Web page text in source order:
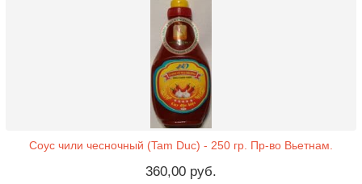
Соус чили чесночный (Tam Duc) - 250 гр. Пр-во Вьетнам.
360,00 руб.